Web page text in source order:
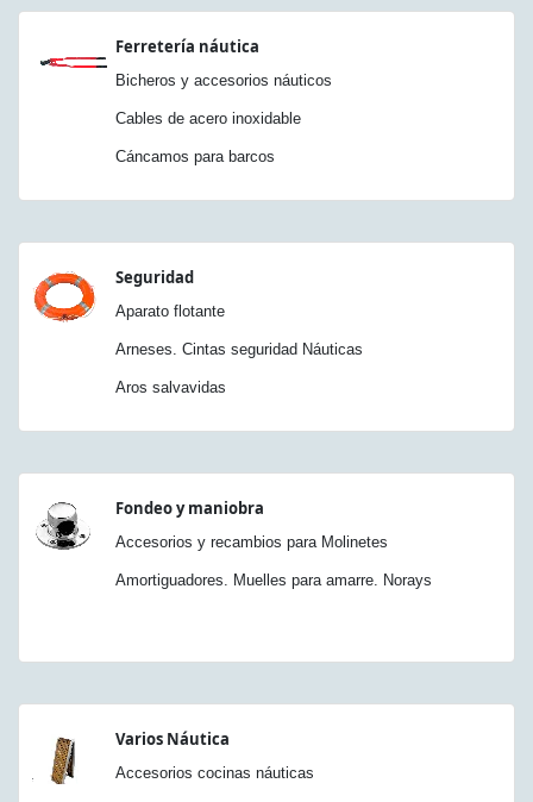
Ferretería náutica
Bicheros y accesorios náuticos
Cables de acero inoxidable
Cáncamos para barcos
Seguridad
Aparato flotante
Arneses. Cintas seguridad Náuticas
Aros salvavidas
Fondeo y maniobra
Accesorios y recambios para Molinetes
Amortiguadores. Muelles para amarre. Norays
Varios Náutica
Accesorios cocinas náuticas